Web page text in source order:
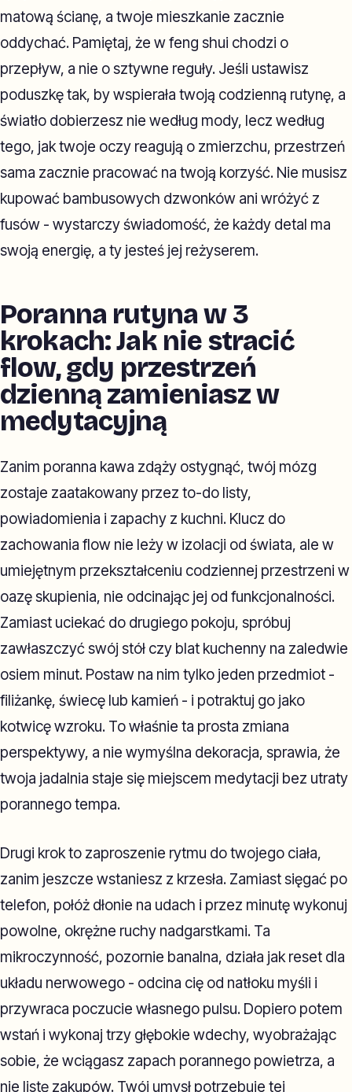
matową ścianę, a twoje mieszkanie zacznie
oddychać. Pamiętaj, że w feng shui chodzi o
przepływ, a nie o sztywne reguły. Jeśli ustawisz
poduszkę tak, by wspierała twoją codzienną rutynę, a
światło dobierzesz nie według mody, lecz według
tego, jak twoje oczy reagują o zmierzchu, przestrzeń
sama zacznie pracować na twoją korzyść. Nie musisz
kupować bambusowych dzwonków ani wróżyć z
fusów - wystarczy świadomość, że każdy detal ma
swoją energię, a ty jesteś jej reżyserem.
Poranna rutyna w 3
krokach: Jak nie stracić
flow, gdy przestrzeń
dzienną zamieniasz w
medytacyjną
Zanim poranna kawa zdąży ostygnąć, twój mózg
zostaje zaatakowany przez to-do listy,
powiadomienia i zapachy z kuchni. Klucz do
zachowania flow nie leży w izolacji od świata, ale w
umiejętnym przekształceniu codziennej przestrzeni w
oazę skupienia, nie odcinając jej od funkcjonalności.
Zamiast uciekać do drugiego pokoju, spróbuj
zawłaszczyć swój stół czy blat kuchenny na zaledwie
osiem minut. Postaw na nim tylko jeden przedmiot -
filiżankę, świecę lub kamień - i potraktuj go jako
kotwicę wzroku. To właśnie ta prosta zmiana
perspektywy, a nie wymyślna dekoracja, sprawia, że
twoja jadalnia staje się miejscem medytacji bez utraty
porannego tempa.
Drugi krok to zaproszenie rytmu do twojego ciała,
zanim jeszcze wstaniesz z krzesła. Zamiast sięgać po
telefon, połóż dłonie na udach i przez minutę wykonuj
powolne, okrężne ruchy nadgarstkami. Ta
mikroczynność, pozornie banalna, działa jak reset dla
układu nerwowego - odcina cię od natłoku myśli i
przywraca poczucie własnego pulsu. Dopiero potem
wstań i wykonaj trzy głębokie wdechy, wyobrażając
sobie, że wciągasz zapach porannego powietrza, a
nie listę zakupów. Twój umysł potrzebuje tej